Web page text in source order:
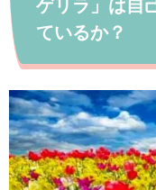
ゲリラ」は自
ているか？